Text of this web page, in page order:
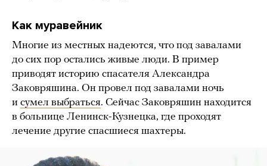
Как муравейник
Многие из местных надеются, что под завалами
до сих пор остались живые люди. В пример
приводят историю спасателя Александра
Заковряшина. Он провел под завалами ночь
и сумел выбраться. Сейчас Заковряшин находится
в больнице Ленинск-Кузнецка, где проходят
лечение другие спасшиеся шахтеры.